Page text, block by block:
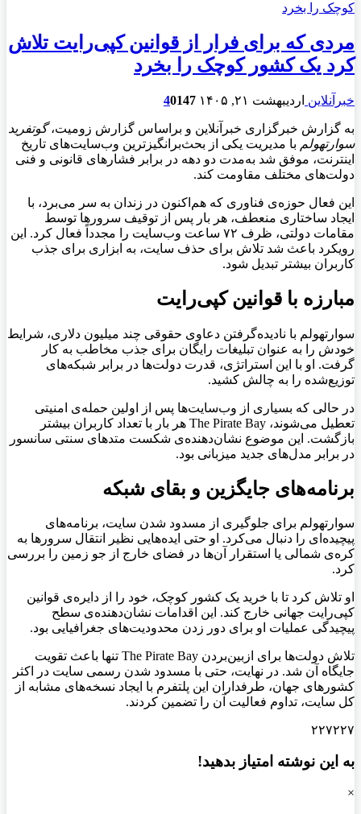
مردی که برای فرار از قوانین کپی‌رایت تلاش
کرد یک کشور کوچک را بخرد
خبرآنلاین اردیبهشت ۲۱, ۱۴۰۵ 40147
به گزارش خبرگزاری خبرآنلاین و براساس گزارش زومیت،گوتفرید
سوارتهولم با مدیریت یکی از بحث‌برانگیزترین وب‌سایت‌های تاریخ
اینترنت، موفق شد به‌مدت دو دهه در برابر فشارهای قانونی و فنی
دولت‌های مختلف مقاومت کند.
این فعال حوزه‌ی فناوری که هم‌اکنون در زندان به سر می‌برد، با
ایجاد ساختاری منعطف، هر بار پس از توقیف سرورها توسط
مقامات دولتی، ظرف ۷۲ ساعت وب‌سایت را مجدداً فعال کرد. این
رویکرد باعث شد تلاش برای حذف سایت، به ابزاری برای جذب
کاربران بیشتر تبدیل شود.
مبارزه با قوانین کپی‌رایت
سوارتهولم با نادیده‌گرفتن دعاوی حقوقی چند میلیون دلاری، شرایط
خودش را به عنوان تبلیغات رایگان برای جذب مخاطب به کار
گرفت. او با این استراتژی، قدرت دولت‌ها در برابر شبکه‌های
توزیع‌شده را به چالش کشید.
در حالی که بسیاری از وب‌سایت‌ها پس از اولین حمله‌ی امنیتی
تعطیل می‌شوند، The Pirate Bay هر بار با تعداد کاربران بیشتر
بازگشت. این موضوع نشان‌دهنده‌ی شکست متدهای سنتی سانسور
در برابر مدل‌های جدید میزبانی بود.
برنامه‌های جایگزین و بقای شبکه
سوارتهولم برای جلوگیری از مسدود شدن سایت، برنامه‌های
پیچیده‌ای را دنبال می‌کرد. او حتی ایده‌هایی نظیر انتقال سرورها به
کره‌ی شمالی یا استقرار آن‌ها در فضای خارج از جو زمین را بررسی
کرد.
او تلاش کرد تا با خرید یک کشور کوچک، خود را از دایره‌ی قوانین
کپی‌رایت جهانی خارج کند. این اقدامات نشان‌دهنده‌ی سطح
پیچیدگی عملیات او برای دور زدن محدودیت‌های جغرافیایی بود.
تلاش دولت‌ها برای ازبین‌بردن The Pirate Bay تنها باعث تقویت
جایگاه آن شد. در نهایت، حتی با مسدود شدن رسمی سایت در اکثر
کشورهای جهان، طرفداران این پلتفرم با ایجاد نسخه‌های مشابه از
کل سایت، تداوم فعالیت آن را تضمین کردند.
۲۲۷۲۲۷
به این نوشته امتیاز بدهید!
×